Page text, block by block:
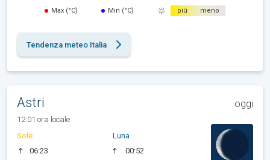
Max (°C) Min (°C) più meno
Tendenza meteo Italia
Astri oggi
12:01 ora locale
Sole
06:23
Luna
00:52